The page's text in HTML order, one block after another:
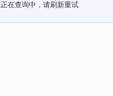
正在查询中，请刷新重试